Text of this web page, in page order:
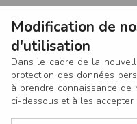
Modification de
d'utilisation
Dans le cadre de la
protection des données
à prendre connaissance de
ci-dessous et à les accepter